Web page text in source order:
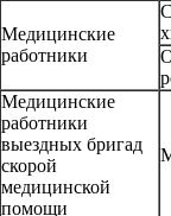
Медицинские
работники
Медицинские
работники
выездных бригад
скорой
медицинской
помощи